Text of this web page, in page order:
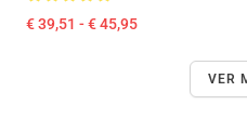
€ 39,51 - € 45,95
VER